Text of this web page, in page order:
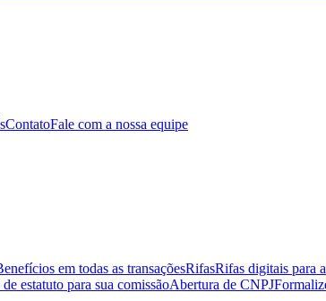
ContatoFale com a nossa equipe
em todas as transaçõesRifasRifas digitais para
estatuto para sua comissãoAbertura de CNPJ